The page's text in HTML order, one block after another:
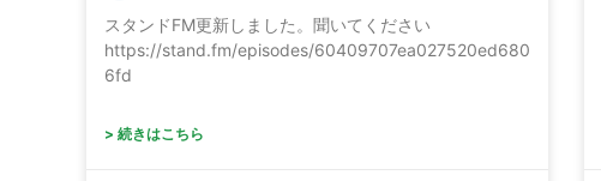
スタンドFM更新しました。聞いてください
https://stand.fm/episodes/60409707ea027520ed680
6fd
> 続きはこちら